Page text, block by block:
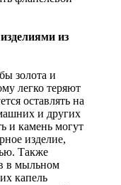
из
золота и
легко теряют
оставлять на
и других
и камень могут
изделие,
Также
в мыльном
капель